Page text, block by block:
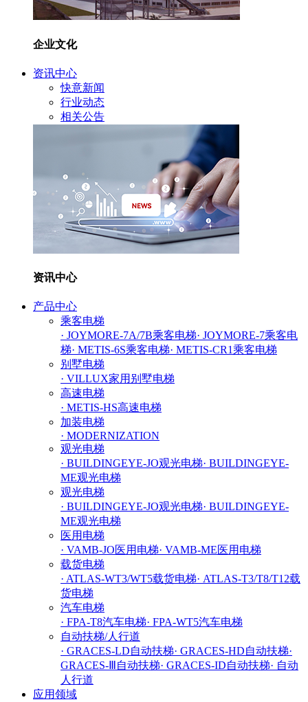
企业文化
资讯中心
快意新闻
行业动态
相关公告
资讯中心
产品中心
乘客电梯
· JOYMORE-7A/7B乘客电梯· JOYMORE-7乘客电
梯· METIS-6S乘客电梯· METIS-CR1乘客电梯
别墅电梯
· VILLUX家用别墅电梯
高速电梯
· METIS-HS高速电梯
加装电梯
· MODERNIZATION
观光电梯
· BUILDINGEYE-JO观光电梯· BUILDINGEYE-
ME观光电梯
观光电梯
· BUILDINGEYE-JO观光电梯· BUILDINGEYE-
ME观光电梯
医用电梯
· VAMB-JO医用电梯· VAMB-ME医用电梯
载货电梯
· ATLAS-WT3/WT5载货电梯· ATLAS-T3/T8/T12载
货电梯
汽车电梯
· FPA-T8汽车电梯· FPA-WT5汽车电梯
自动扶梯/人行道
· GRACES-LD自动扶梯· GRACES-HD自动扶梯·
GRACES-Ⅲ自动扶梯· GRACES-ID自动扶梯· 自动
人行道
应用领域